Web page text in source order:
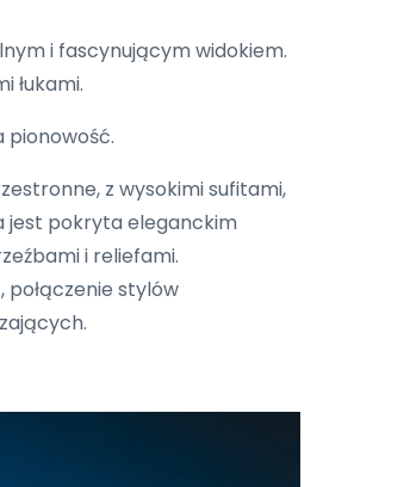
i fascynującym widokiem.
łukami.
pionowość.
z wysokimi sufitami,
jest pokryta eleganckim
i reliefami.
połączenie stylów